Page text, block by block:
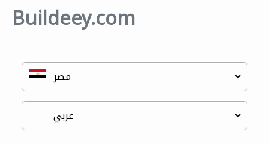
Buildeey.com